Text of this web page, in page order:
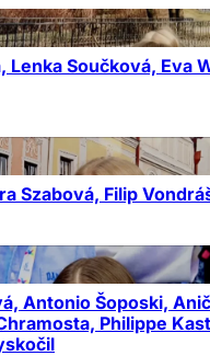
Lenka Součková, Eva
Szabová, Filip
Antonio Šoposki,
Philippe